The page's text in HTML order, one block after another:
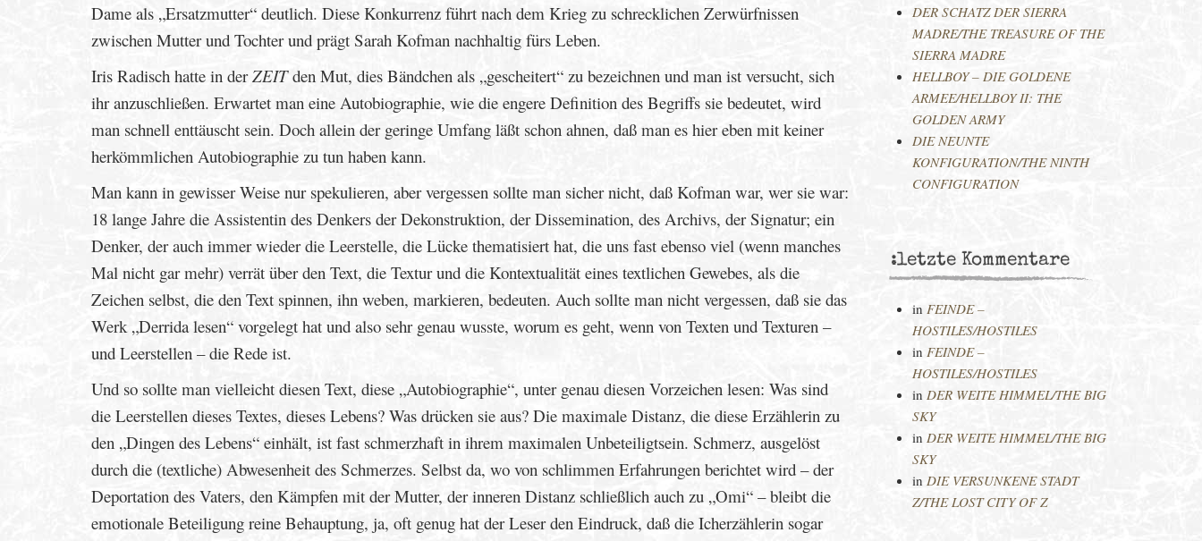
Dame als „Ersatzmutter“ deutlich. Diese Konkurrenz führt nach dem Krieg zu schrecklichen Zerwürfnissen
zwischen Mutter und Tochter und prägt Sarah Kofman nachhaltig fürs Leben.
Iris Radisch hatte in derZEITden Mut, dies Bändchen als „gescheitert“ zu bezeichnen und man ist versucht, sich
ihr anzuschließen. Erwartet man eine Autobiographie, wie die engere Definition des Begriffs sie bedeutet, wird
man schnell enttäuscht sein. Doch allein der geringe Umfang läßt schon ahnen, daß man es hier eben mit keiner
herkömmlichen Autobiographie zu tun haben kann.
Man kann in gewisser Weise nur spekulieren, aber vergessen sollte man sicher nicht, daß Kofman war, wer sie war:
18 lange Jahre die Assistentin des Denkers der Dekonstruktion, der Dissemination, des Archivs, der Signatur; ein
Denker, der auch immer wieder die Leerstelle, die Lücke thematisiert hat, die uns fast ebenso viel (wenn manches
Mal nicht gar mehr) verrät über den Text, die Textur und die Kontextualität eines textlichen Gewebes, als die
Zeichen selbst, die den Text spinnen, ihn weben, markieren, bedeuten. Auch sollte man nicht vergessen, daß sie das
Werk „Derrida lesen“ vorgelegt hat und also sehr genau wusste, worum es geht, wenn von Texten und Texturen –
und Leerstellen – die Rede ist.
Und so sollte man vielleicht diesen Text, diese „Autobiographie“, unter genau diesen Vorzeichen lesen: Was sind
die Leerstellen dieses Textes, dieses Lebens? Was drücken sie aus? Die maximale Distanz, die diese Erzählerin zu
den „Dingen des Lebens“ einhält, ist fast schmerzhaft in ihrem maximalen Unbeteiligtsein. Schmerz, ausgelöst
durch die (textliche) Abwesenheit des Schmerzes. Selbst da, wo von schlimmen Erfahrungen berichtet wird – der
Deportation des Vaters, den Kämpfen mit der Mutter, der inneren Distanz schließlich auch zu „Omi“ – bleibt die
emotionale Beteiligung reine Behauptung, ja, oft genug hat der Leser den Eindruck, daß die Icherzählerin sogar
DER SCHATZ DER SIERRA
MADRE/THE TREASURE OF THE
SIERRA MADRE
HELLBOY – DIE GOLDENE
ARMEE/HELLBOY II: THE
GOLDEN ARMY
DIE NEUNTE
KONFIGURATION/THE NINTH
CONFIGURATION
:letzte Kommentare
in FEINDE –
HOSTILES/HOSTILES
in FEINDE –
HOSTILES/HOSTILES
in DER WEITE HIMMEL/THE BIG
SKY
in DER WEITE HIMMEL/THE BIG
SKY
in DIE VERSUNKENE STADT
Z/THE LOST CITY OF Z